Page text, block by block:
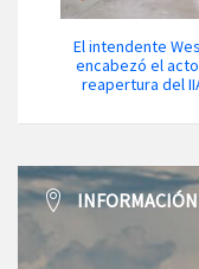
El intendente
encabezó el
reapertura del